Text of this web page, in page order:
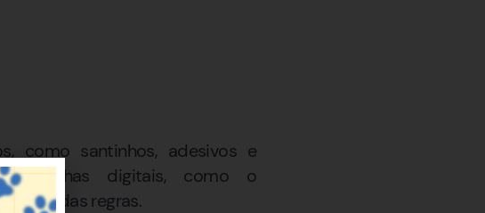
como santinhos, adesivos e
digitais, como o
das regras.